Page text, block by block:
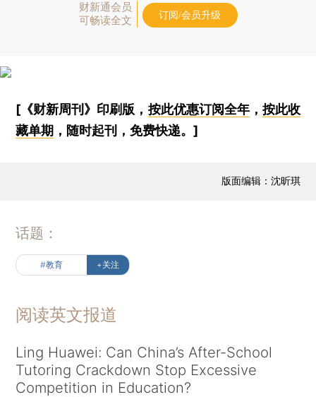
财新通会员
可畅读全文
订阅/会员升级
[《财新周刊》印刷版， 按此优惠订阅全年， 按此收
藏单期 ，随时起刊，免费快递。]
版面编辑：沈昕琪
话题：
#教育 +关注
阅读英文报道
Ling Huawei: Can China’s After-School
Tutoring Crackdown Stop Excessive
Competition in Education?